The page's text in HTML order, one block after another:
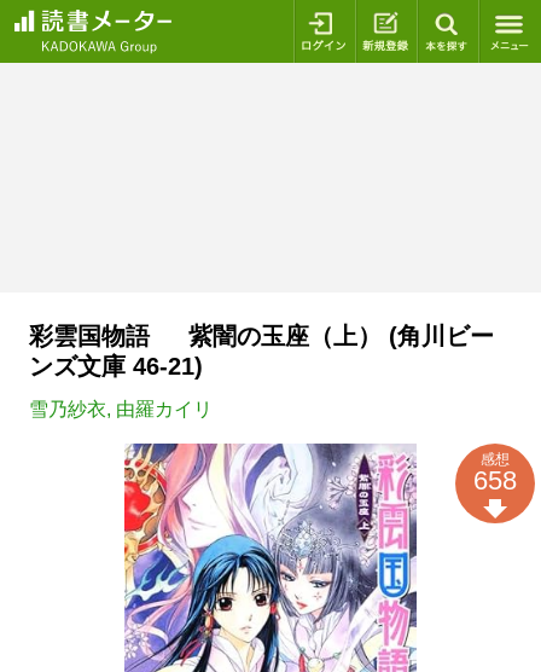
ログイン 新規登録
彩雲国物語 紫闇の玉座（上） (角川ビー
ンズ文庫 46-21)
雪乃紗衣, 由羅カイリ
感想
658